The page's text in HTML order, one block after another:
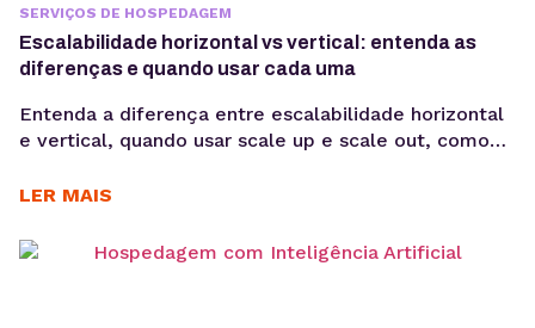
SERVIÇOS DE HOSPEDAGEM
Escalabilidade horizontal vs vertical: entenda as
diferenças e quando usar cada uma
Entenda a diferença entre escalabilidade horizontal
e vertical, quando usar scale up e scale out, como
faz mais sentido para sua aplicação. Quando uma
nem sempre resolve problemas de performance. Em
LER MAIS